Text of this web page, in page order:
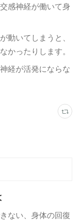
感神経が働いて身
動いてしまうと、
かったりします。
経が活発にならな
ない、身体の回復